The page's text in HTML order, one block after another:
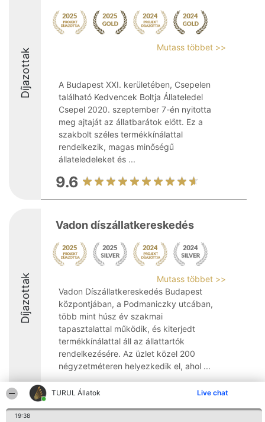
TURUL Állatok Live chat
19:38
Díjazottak Mutass többet >>
A Budapest XXI. kerületében, Csepelen
található Kedvencek Boltja Állateledel
Csepel 2020. szeptember 7-én nyitotta
meg ajtaját az állatbarátok előtt. Ez a
szakbolt széles termékkínálattal
rendelkezik, magas minőségű
állateledeleket és ...
9.6
Díjazottak
Vadon díszállatkereskedés
Mutass többet >>
Vadon Díszállatkereskedés Budapest
központjában, a Podmaniczky utcában,
több mint húsz év szakmai
tapasztalattal működik, és kiterjedt
termékkínálattal áll az állattartók
rendelkezésére. Az üzlet közel 200
négyzetméteren helyezkedik el, ahol ...
9.2